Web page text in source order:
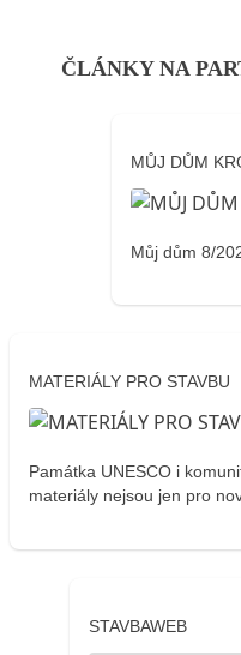
ČLÁNKY NA
MŮJ DŮM
Můj dům 8/
MATERIÁLY PRO STAVBU
Památka UNESCO i
materiály nejsou jen pro
STAVBAWEB